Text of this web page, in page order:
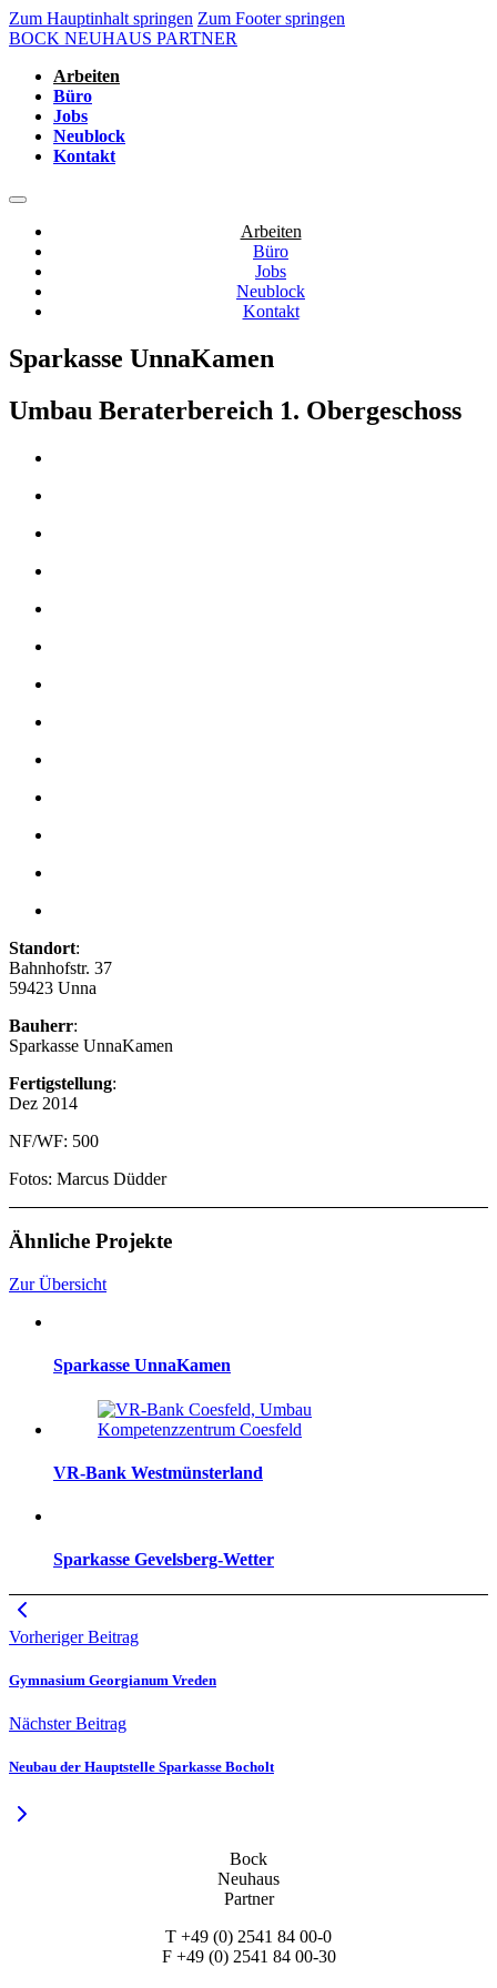
Zum Hauptinhalt springen Zum Footer springen
BOCK NEUHAUS PARTNER
Arbeiten
Büro
Jobs
Neublock
Kontakt
Arbeiten
Büro
Jobs
Neublock
Kontakt
Sparkasse UnnaKamen
Umbau Beraterbereich 1. Obergeschoss
Standort:
Bahnhofstr. 37
59423 Unna
Bauherr:
Sparkasse UnnaKamen
Fertigstellung:
Dez 2014
NF/WF: 500
Fotos: Marcus Düdder
Ähnliche Projekte
Zur Übersicht
Sparkasse UnnaKamen
VR-Bank Westmünsterland
Sparkasse Gevelsberg-Wetter
Vorheriger Beitrag
Gymnasium Georgianum Vreden
Nächster Beitrag
Neubau der Hauptstelle Sparkasse Bocholt
Bock
Neuhaus
Partner
T +49 (0) 2541 84 00-0
F +49 (0) 2541 84 00-30